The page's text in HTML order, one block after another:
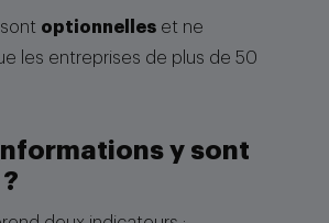
optionnelles et ne
les entreprises de plus de 50
y sont